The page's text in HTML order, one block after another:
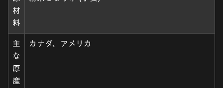
材
料
主
な
原
産
カナダ、アメリカ